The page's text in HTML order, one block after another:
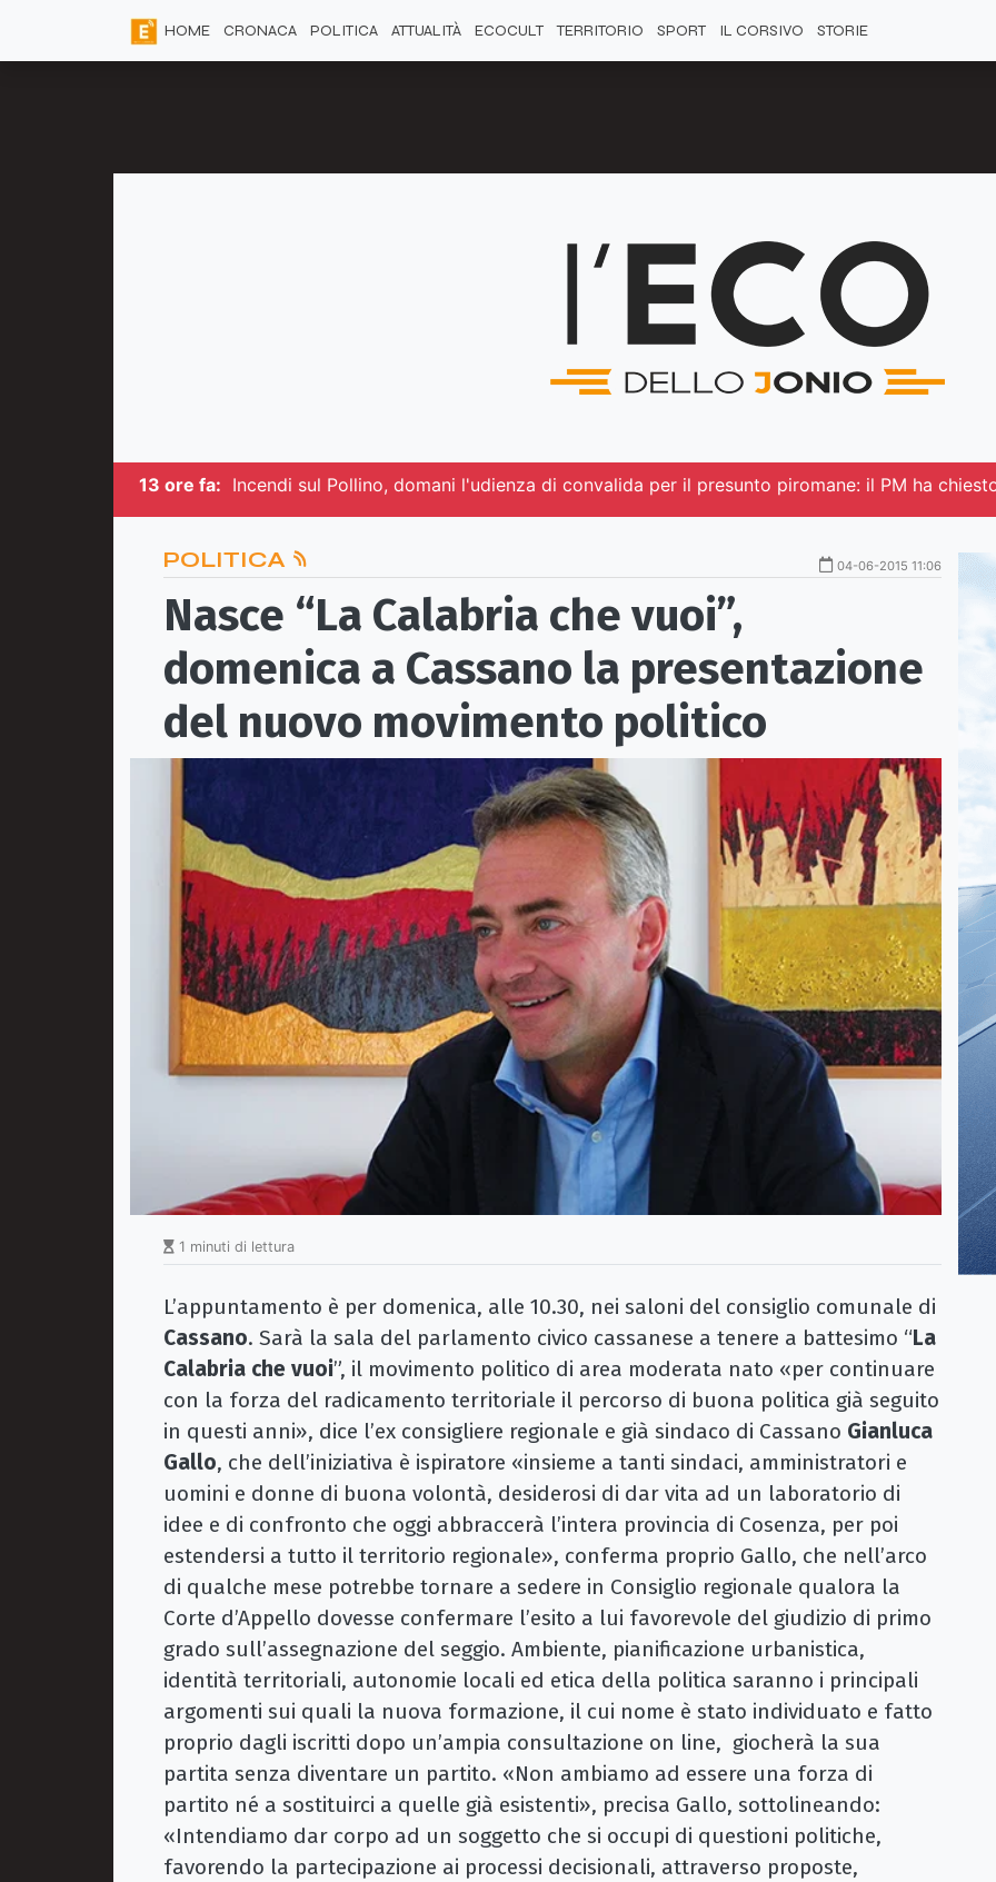
HOME CRONACA POLITICA ATTUALITÀ ECOCULT TERRITORIO SPORT IL CORSIVO STORIE
13 ore fa: Incendi sul Pollino, domani l'udienza di convalida per il presunto piromane: il PM ha
POLITICA 04-06-2015 11:06
Nasce “La Calabria che vuoi”,
domenica a Cassano la presentazione
del nuovo movimento politico
1 minuti di lettura
L’appuntamento è per domenica, alle 10.30, nei saloni del consiglio comunale di
Cassano. Sarà la sala del parlamento civico cassanese a tenere a battesimo “La
Calabria che vuoi”, il movimento politico di area moderata nato «per continuare
con la forza del radicamento territoriale il percorso di buona politica già seguito
in questi anni», dice l’ex consigliere regionale e già sindaco di Cassano Gianluca
Gallo, che dell’iniziativa è ispiratore «insieme a tanti sindaci, amministratori e
uomini e donne di buona volontà, desiderosi di dar vita ad un laboratorio di
idee e di confronto che oggi abbraccerà l’intera provincia di Cosenza, per poi
estendersi a tutto il territorio regionale», conferma proprio Gallo, che nell’arco
di qualche mese potrebbe tornare a sedere in Consiglio regionale qualora la
Corte d’Appello dovesse confermare l’esito a lui favorevole del giudizio di primo
grado sull’assegnazione del seggio. Ambiente, pianificazione urbanistica,
identità territoriali, autonomie locali ed etica della politica saranno i principali
argomenti sui quali la nuova formazione, il cui nome è stato individuato e fatto
proprio dagli iscritti dopo un’ampia consultazione on line, giocherà la sua
partita senza diventare un partito. «Non ambiamo ad essere una forza di
partito né a sostituirci a quelle già esistenti», precisa Gallo, sottolineando:
«Intendiamo dar corpo ad un soggetto che si occupi di questioni politiche,
favorendo la partecipazione ai processi decisionali, attraverso proposte,